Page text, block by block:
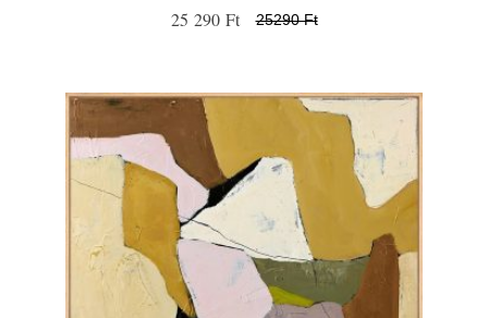
25 290 Ft 25290 Ft